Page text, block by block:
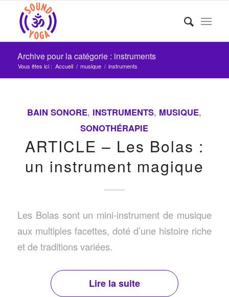
Archive pour la catégorie : instruments
Vous êtes ici : Accueil / musique / instruments
BAIN SONORE, INSTRUMENTS, MUSIQUE,
SONOTHÉRAPIE
ARTICLE – Les Bolas :
un instrument magique
Les Bolas sont un mini-instrument de musique
aux multiples facettes, doté d’une histoire riche
et de traditions variées.
Lire la suite